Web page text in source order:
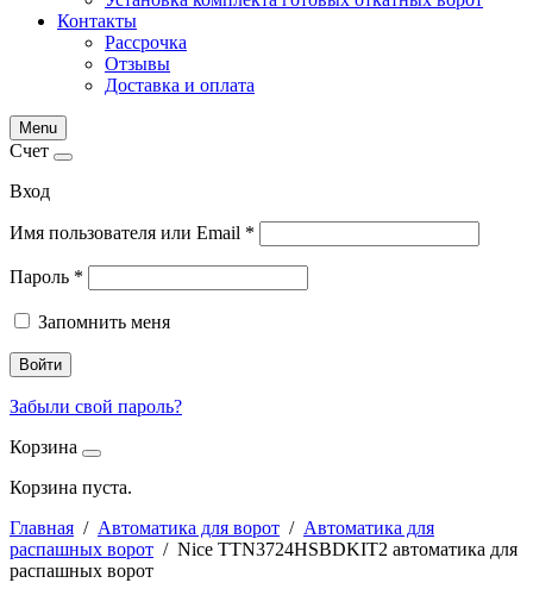
Контакты
Рассрочка
Отзывы
Доставка и оплата
Menu
Счет
Вход
Имя пользователя или Email *
Пароль *
Запомнить меня
Войти
Забыли свой пароль?
Корзина
Корзина пуста.
Главная / Автоматика для ворот / Автоматика для
распашных ворот / Nice TTN3724HSBDKIT2 автоматика для
распашных ворот